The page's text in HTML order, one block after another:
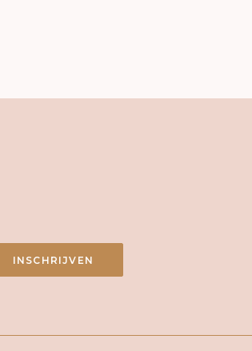
INSCHRIJVEN